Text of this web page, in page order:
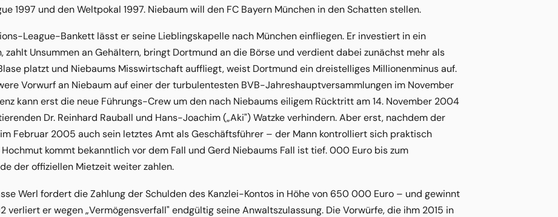
1997 und den Weltpokal 1997. Niebaum will den FC Bayern München in den Schatten stellen.
League-Bankett lässt er seine Lieblingskapelle nach München einfliegen. Er investiert in ein
zahlt Unsummen an Gehältern, bringt Dortmund an die Börse und verdient dabei zunächst mehr als
platzt und Niebaums Misswirtschaft auffliegt, weist Dortmund ein dreistelliges Millionenminus auf.
Vorwurf an Niebaum auf einer der turbulentesten BVB-Jahreshauptversammlungen im November
kann erst die neue Führungs-Crew um den nach Niebaums eiligem Rücktritt am 14. November 2004
Dr. Reinhard Rauball und Hans-Joachim („Aki") Watzke verhindern. Aber erst, nachdem der
Februar 2005 auch sein letztes Amt als Geschäftsführer – der Mann kontrolliert sich praktisch
kommt bekanntlich vor dem Fall und Gerd Niebaums Fall ist tief. 000 Euro bis zum
der offiziellen Mietzeit weiter zahlen.
Werl fordert die Zahlung der Schulden des Kanzlei-Kontos in Höhe von 650 000 Euro – und gewinnt
verliert er wegen „Vermögensverfall" endgültig seine Anwaltszulassung. Die Vorwürfe, die ihm 2015 in